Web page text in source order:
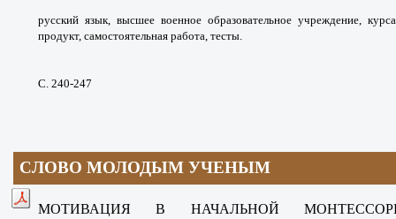
русский язык, высшее военное образовательное учреждение,
продукт, самостоятельная работа, тесты.
С. 240-247
СЛОВО МОЛОДЫМ УЧЕНЫМ
МОТИВАЦИЯ В НАЧАЛЬНОЙ